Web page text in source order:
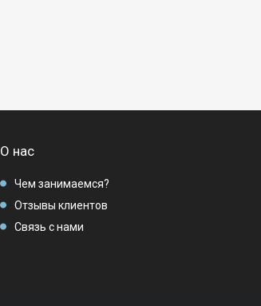
О нас
Чем занимаемся?
Отзывы клиентов
Связь с нами